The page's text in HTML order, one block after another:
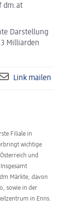
dm.at
Darstellung
Milliarden
Link mailen
Filiale in
wichtige
und
Märkte, davon
sowie in der
in Enns.